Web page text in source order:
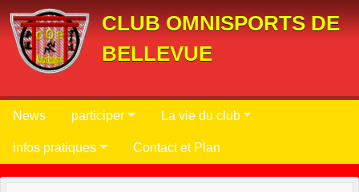
CLUB OMNISPORTS DE
BELLEVUE
News participer La vie du club
infos pratiques Contact et Plan
Panneau de gestion des cookies